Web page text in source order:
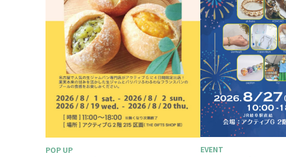
POP UP EVENT